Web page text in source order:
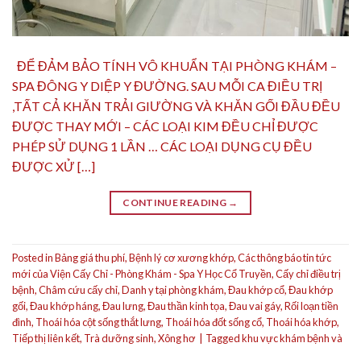
ĐỂ ĐẢM BẢO TÍNH VÔ KHUẨN TẠI PHÒNG KHÁM –
SPA ĐÔNG Y DIỆP Y ĐƯỜNG. SAU MỖI CA ĐIỀU TRỊ
,TẤT CẢ KHĂN TRẢI GIƯỜNG VÀ KHĂN GỐI ĐẦU ĐỀU
ĐƯỢC THAY MỚI – CÁC LOẠI KIM ĐỀU CHỈ ĐƯỢC
PHÉP SỬ DỤNG 1 LẦN … CÁC LOẠI DỤNG CỤ ĐỀU
ĐƯỢC XỬ […]
CONTINUE READING →
Posted inBảng giá thu phí,Bệnh lý cơ xương khớp,Các thông báo tin tức
mới của Viện Cấy Chỉ - Phòng Khám - Spa Y Học Cổ Truyền,Cấy chỉ điều trị
bệnh,Châm cứu cấy chỉ,Danh y tại phòng khám,Đau khớp cổ,Đau khớp
gối,Đau khớp háng,Đau lưng,Đau thần kinh tọa,Đau vai gáy,Rối loạn tiền
đình, Thoái hóa cột sống thắt lưng, Thoái hóa đốt sống cổ, Thoái hóa khớp,
Tiếp thị liên kết, Trà dưỡng sinh,Xông hơ Taggedkhu vực khám bệnh và